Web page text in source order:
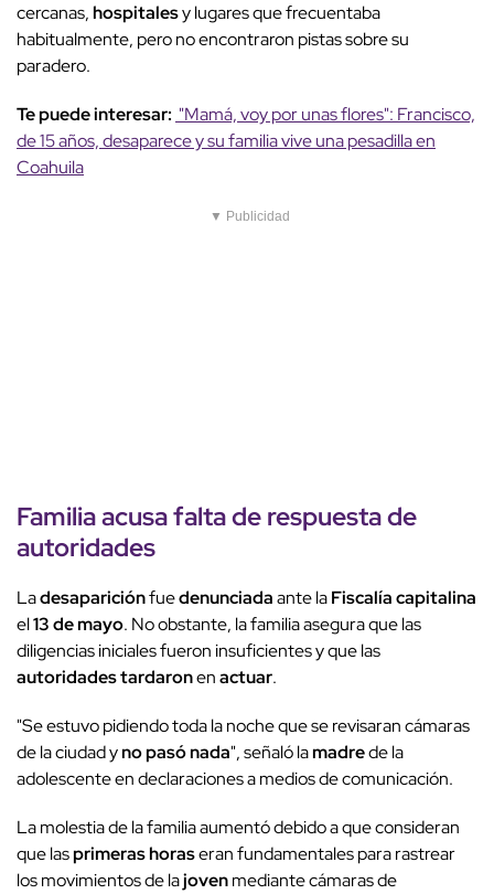
cercanas,hospitalesy lugares que frecuentaba
habitualmente, pero no encontraron pistas sobre su
paradero.
Te puede interesar: "Mamá, voy por unas flores": Francisco,
de 15 años, desaparece y su familia vive una pesadilla en
Coahuila
▼ Publicidad
Familia acusa falta de respuesta de
autoridades
Ladesapariciónfuedenunciadaante laFiscalía capitalina
el13 de mayo. No obstante, la familia asegura que las
diligencias iniciales fueron insuficientes y que las
autoridades tardaronenactuar.
"Se estuvo pidiendo toda la noche que se revisaran cámaras
de la ciudad yno pasó nada", señaló lamadrede la
adolescente en declaraciones a medios de comunicación.
La molestia de la familia aumentó debido a que consideran
que lasprimeras horaseran fundamentales para rastrear
los movimientos de lajovenmediante cámaras de